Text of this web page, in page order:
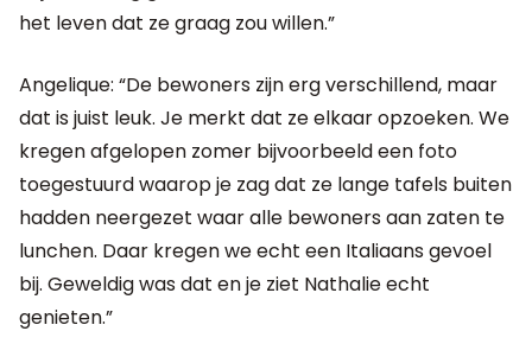
het leven dat ze graag zou willen.”
Angelique: “De bewoners zijn erg verschillend, maar
dat is juist leuk. Je merkt dat ze elkaar opzoeken. We
kregen afgelopen zomer bijvoorbeeld een foto
toegestuurd waarop je zag dat ze lange tafels buiten
hadden neergezet waar alle bewoners aan zaten te
lunchen. Daar kregen we echt een Italiaans gevoel
bij. Geweldig was dat en je ziet Nathalie echt
genieten.”